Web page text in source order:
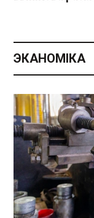
ЭКАНОМІКА